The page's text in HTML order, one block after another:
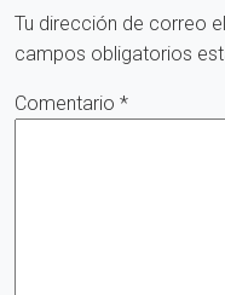
Tu dirección de correo
campos obligatorios
Comentario *